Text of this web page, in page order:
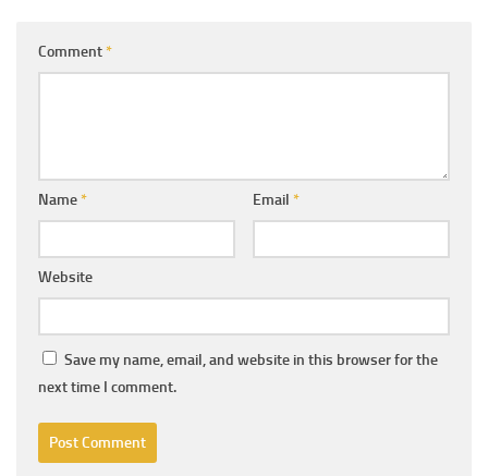
Comment*
Name* Email *
Website
Save my name, email, and website in this browser for the
next time I comment.